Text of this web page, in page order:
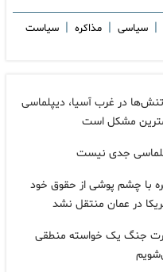
| سیاسی | مذاکره | سیاست
در غرب آسیا، دیپلماسی
مشکل است
جدی نیست
با چشم پوشی از حقوق خود
در عمان منتقل نشد
جنگ یک خواسته منطقی